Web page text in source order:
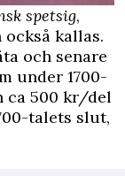
spetsig,
också kallas.
och senare
under 1700-
ca 500 kr/del
talets slut,